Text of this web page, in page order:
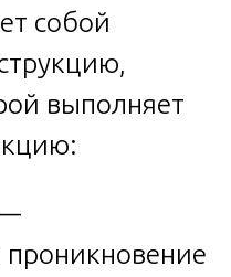
собой
выполняет